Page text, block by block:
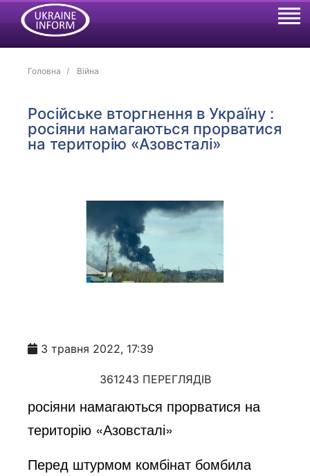
Головна Війна
Російське вторгнення в Україну :
росіяни намагаються прорватися
на територію «Азовсталі»
3 травня 2022, 17:39
361243 ПЕРЕГЛЯДІВ
росіяни намагаються прорватися на
територію «Азовсталі»
Перед штурмом комбінат бомбила